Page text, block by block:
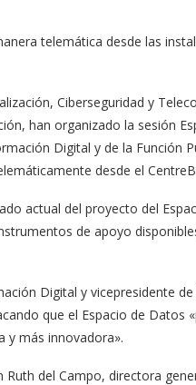
telemática desde las
Ciberseguridad y
han organizado la sesión
Digital y de la Función
desde el
actual del proyecto del
de apoyo
Digital y vicepresidente
que el Espacio de Datos
y más innovadora».
del Campo, directora